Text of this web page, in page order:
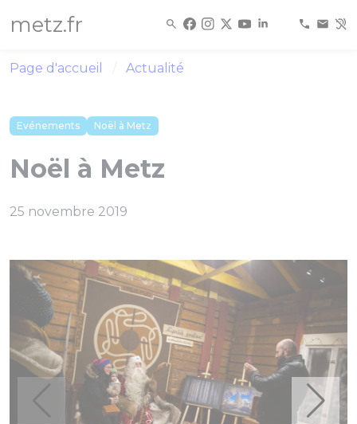
metz.fr
Page d'accueil Actualité
Evénements Noël à Metz
Noël à Metz
25 novembre 2019